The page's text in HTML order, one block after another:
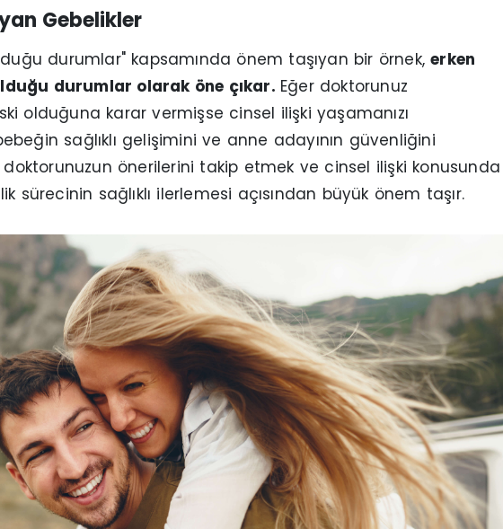
Gebelikler
durumlar" kapsamında önem taşıyan bir örnek,erken
durumlar olarak öne çıkar. Eğer doktorunuz
olduğuna karar vermişse cinsel ilişki yaşamanızı
sağlıklı gelişimini ve anne adayının güvenliğini
önerilerini takip etmek ve cinsel ilişki konusunda
sürecinin sağlıklı ilerlemesi açısından büyük önem taşır.